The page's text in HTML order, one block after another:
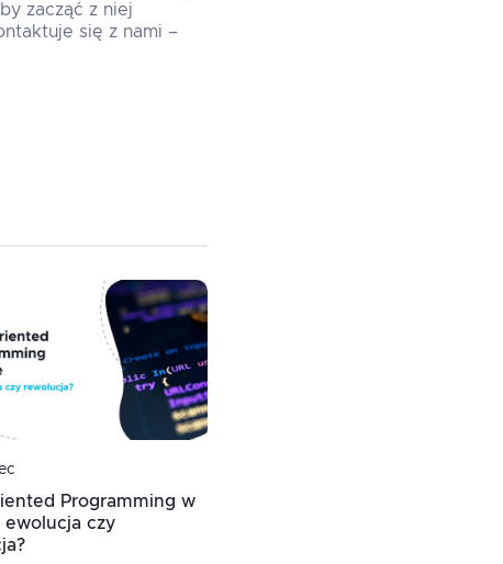
zacząć z niej
się z nami –
Programming w
czy